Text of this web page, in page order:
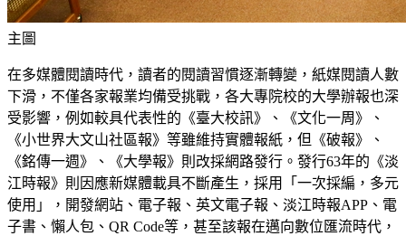
主圖
在多媒體閱讀時代，讀者的閱讀習慣逐漸轉變，紙媒閱讀人數
下滑，不僅各家報業均備受挑戰，各大專院校的大學辦報也深
受影響，例如較具代表性的《臺大校訊》、《文化一周》、
《小世界大文山社區報》等雖維持實體報紙，但《破報》、
《銘傳一週》、《大學報》則改採網路發行。發行63年的《淡
江時報》則因應新媒體載具不斷產生，採用「一次採編，多元
使用」，開發網站、電子報、英文電子報、淡江時報APP、電
子書、懶人包、QR Code等，甚至該報在邁向數位匯流時代，